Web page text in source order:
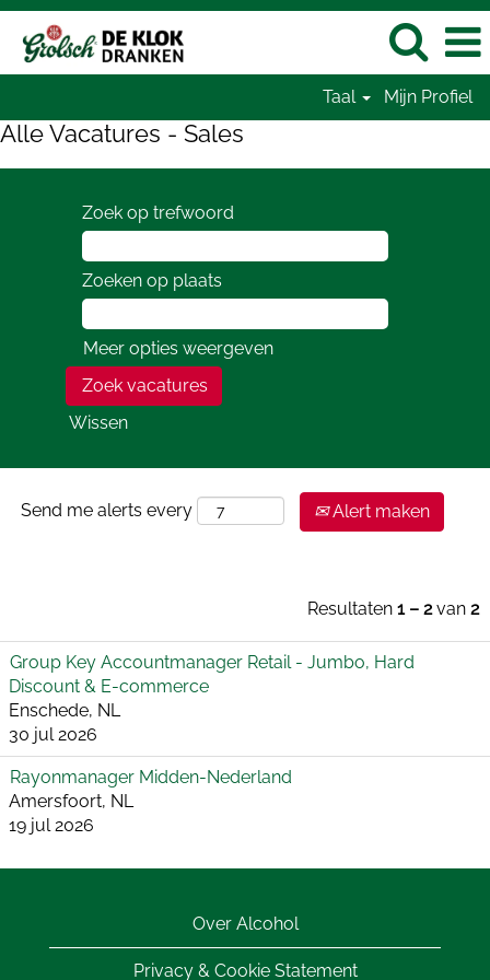
Taal Mijn Profiel
Alle Vacatures - Sales
Zoek op trefwoord
Zoeken op plaats
Meer opties weergeven
Wissen
Send me alerts every Alert maken
Resultaten 1 – 2van 2
Group Key Accountmanager Retail - Jumbo, Hard
Discount & E-commerce
Enschede, NL
30 jul 2026
Rayonmanager Midden-Nederland
Amersfoort, NL
19 jul 2026
Over Alcohol
Privacy & Cookie Statement